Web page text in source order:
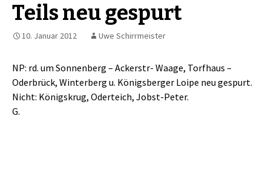
Teils neu gespurt
10. Januar 2012 Uwe Schirrmeister
NP: rd. um Sonnenberg – Ackerstr- Waage, Torfhaus –
Oderbrück, Winterberg u. Königsberger Loipe neu gespurt.
Nicht: Königskrug, Oderteich, Jobst-Peter.
G.